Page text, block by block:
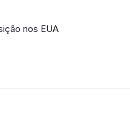
nos EUA